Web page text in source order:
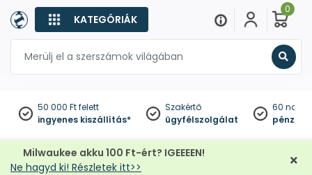
KATEGÓRIÁK
0
50 000 Ft felett
ingyenes kiszállítás*
Szakértő
ügyfélszolgálat
60
Milwaukee akku 100 Ft-ért? IGEEEEN!
Ne hagyd ki! Részletek itt>>